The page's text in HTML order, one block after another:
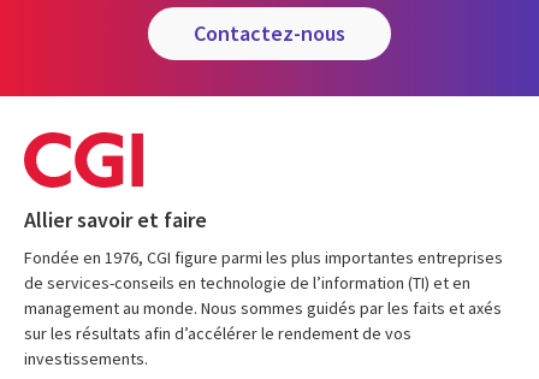
contactez-nous
Allier savoir et faire
Fondée en 1976, CGI figure parmi les plus importantes entreprises
de services-conseils en technologie de l’information (TI) et en
management au monde. Nous sommes guidés par les faits et axés
sur les résultats afin d’accélérer le rendement de vos
investissements.